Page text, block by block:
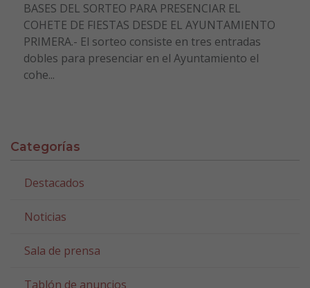
BASES DEL SORTEO PARA PRESENCIAR EL
COHETE DE FIESTAS DESDE EL AYUNTAMIENTO
PRIMERA.- El sorteo consiste en tres entradas
dobles para presenciar en el Ayuntamiento el
cohe...
Categorías
Destacados
Noticias
Sala de prensa
Tablón de anuncios